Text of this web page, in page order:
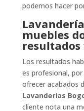
podemos hacer
muebles
resultados
Los resultados
es profesional,
ofrecer acabados
Lavanderías
cliente nota una